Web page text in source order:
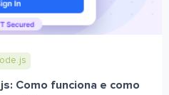
Como funciona e como